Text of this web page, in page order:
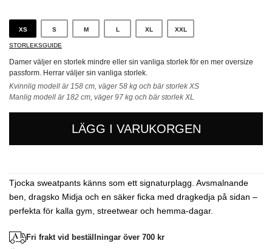
XS S M L XL XXL
STORLEKSGUIDE
Damer väljer en storlek mindre eller sin vanliga storlek för en mer oversize
passform. Herrar väljer sin vanliga storlek.
Kvinnlig modell är 158 cm, väger 58 kg och bär storlek XS
Manlig modell är 182 cm, väger 97 kg och bär storlek XL
LÄGG I VARUKORGEN
Tjocka sweatpants känns som ett signaturplagg. Avsmalnande
ben, dragsko Midja och en säker ficka med dragkedja på sidan –
perfekta för kalla gym, streetwear och hemma-dagar.
Fri frakt vid beställningar över 700 kr